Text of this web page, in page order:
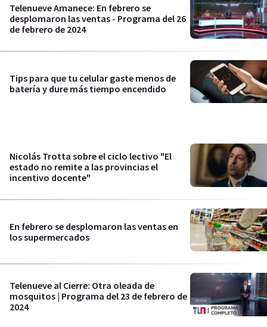
Telenueve Amanece: En febrero se
desplomaron las ventas - Programa del 26
de febrero de 2024
Tips para que tu celular gaste menos de
batería y dure más tiempo encendido
Nicolás Trotta sobre el ciclo lectivo "El
estado no remite a las provincias el
incentivo docente"
En febrero se desplomaron las ventas en
los supermercados
Telenueve al Cierre: Otra oleada de
mosquitos | Programa del 23 de febrero de
2024